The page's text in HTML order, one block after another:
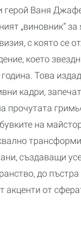
герой Ваня
„виновник“
с която се
което
Това
кадри,
прочутата
на
създаващи
до
акценти от